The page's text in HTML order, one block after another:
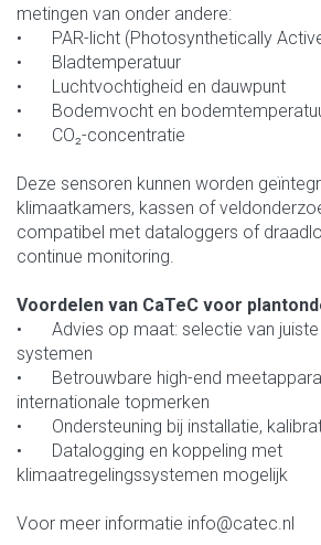
metingen van onder andere:
•
PAR-licht (Photosynthetically
•
Bladtemperatuur
•
Luchtvochtigheid en dauwpunt
•
Bodemvocht en
•
CO₂-concentratie
Deze sensoren kunnen worden
klimaatkamers, kassen of
compatibel met dataloggers of
continue monitoring.
Voordelen van CaTeC voor
•
Advies op maat: selectie van
systemen
•
Betrouwbare high-end
internationale topmerken
•
Ondersteuning bij installatie,
•
Datalogging en koppeling met
klimaatregelingssystemen mogelijk
Voor meer informatie info@catec.nl